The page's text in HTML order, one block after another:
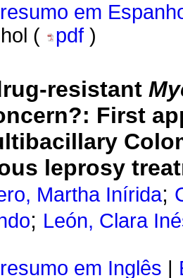
resumo em
(
pdf )
resistant
: First
leprosy
Martha Inírida;
; León, Clara
resumo em Inglês